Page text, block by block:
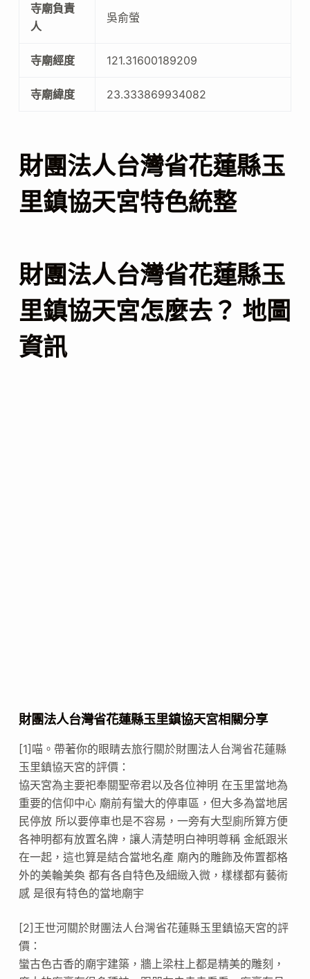
寺廟負責
人
吳俞螢
寺廟經度 121.31600189209
寺廟緯度 23.333869934082
財團法人台灣省花蓮縣玉
里鎮協天宮特色統整
財團法人台灣省花蓮縣玉
里鎮協天宮怎麼去？ 地圖
資訊
財團法人台灣省花蓮縣玉里鎮協天宮相關分享
[1]喵。帶著你的眼睛去旅行關於財團法人台灣省花蓮縣
玉里鎮協天宮的評價：
協天宮為主要祀奉關聖帝君以及各位神明 在玉里當地為
重要的信仰中心 廟前有蠻大的停車區，但大多為當地居
民停放 所以要停車也是不容易，一旁有大型廁所算方便
各神明都有放置名牌，讓人清楚明白神明尊稱 金紙跟米
在一起，這也算是結合當地名產 廟內的雕飾及佈置都格
外的美輪美奐 都有各自特色及細緻入微，樣樣都有藝術
感 是很有特色的當地廟宇
[2]王世河關於財團法人台灣省花蓮縣玉里鎮協天宮的評
價：
蠻古色古香的廟宇建築，牆上梁柱上都是精美的雕刻，